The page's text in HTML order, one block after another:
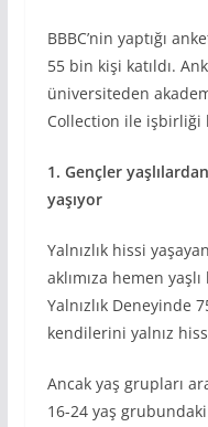
BBBC’nin yaptığı
55 bin kişi katıldı.
üniversiteden
Collection ile işbirliği
1. Gençler
yaşıyor
Yalnızlık hissi
aklımıza hemen
Yalnızlık Deneyinde
kendilerini yalnız
Ancak yaş grupları
16-24 yaş grubundaki